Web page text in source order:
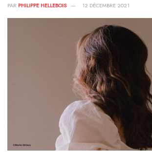
PAR PHILIPPE HELLEBOIS 12 DÉCEMBRE 2021